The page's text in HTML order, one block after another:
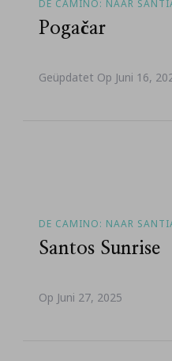
DE CAMINO: NAAR
Pogačar
Geüpdatet Op Juni 16,
DE CAMINO: NAAR
Santos Sunrise
Op Juni 27, 2025